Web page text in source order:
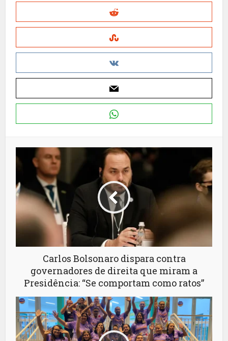
Carlos Bolsonaro dispara contra
governadores de direita que miram a
Presidência: “Se comportam como ratos”